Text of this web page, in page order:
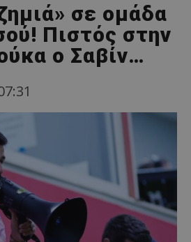
σε ομάδα
Πιστός στην
ο Σαβίν…